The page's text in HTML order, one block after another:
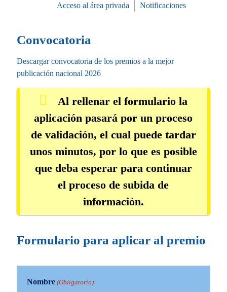
Acceso al área privada
Notificaciones
Convocatoria
Descargar convocatoria de los premios a la mejor
publicación nacional 2026
Al rellenar el formulario la
aplicación pasará por un proceso
de validación, el cual puede tardar
unos minutos, por lo que es posible
que deba esperar para continuar
el proceso de subida de
información.
Formulario para aplicar al premio
Nombre (Obligatorio)